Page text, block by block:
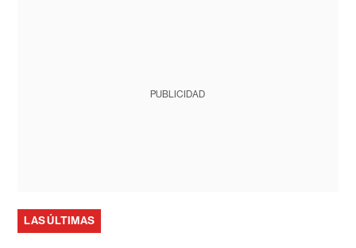
PUBLICIDAD
LAS ÚLTIMAS